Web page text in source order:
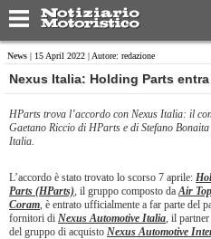
News | 15 April 2022 | Autore: redazione
​Nexus Italia: Holding Parts
HParts trova l’accordo con Nexus Italia: il
Gaetano Riccio di HParts e di Stefano
Italia.
L’accordo è stato trovato lo scorso 7 aprile:
Parts (HParts), il gruppo composto daAir
Coram, è entrato ufficialmente a far parte del
fornitori di Nexus Automotive Italia, il
del gruppo di acquisto Nexus Automotive